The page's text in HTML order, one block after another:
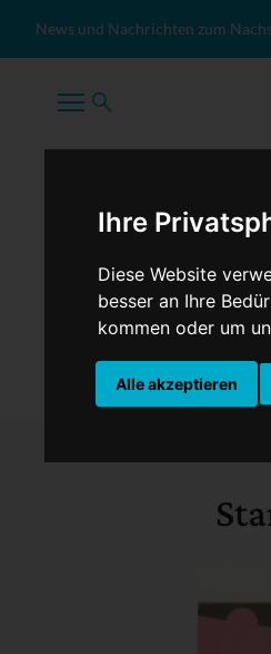
Ihre
Diese Website
besser an Ihre
kommen oder um
Alle akzeptieren
News und Nachrichten zum
TopNews Politik Sport